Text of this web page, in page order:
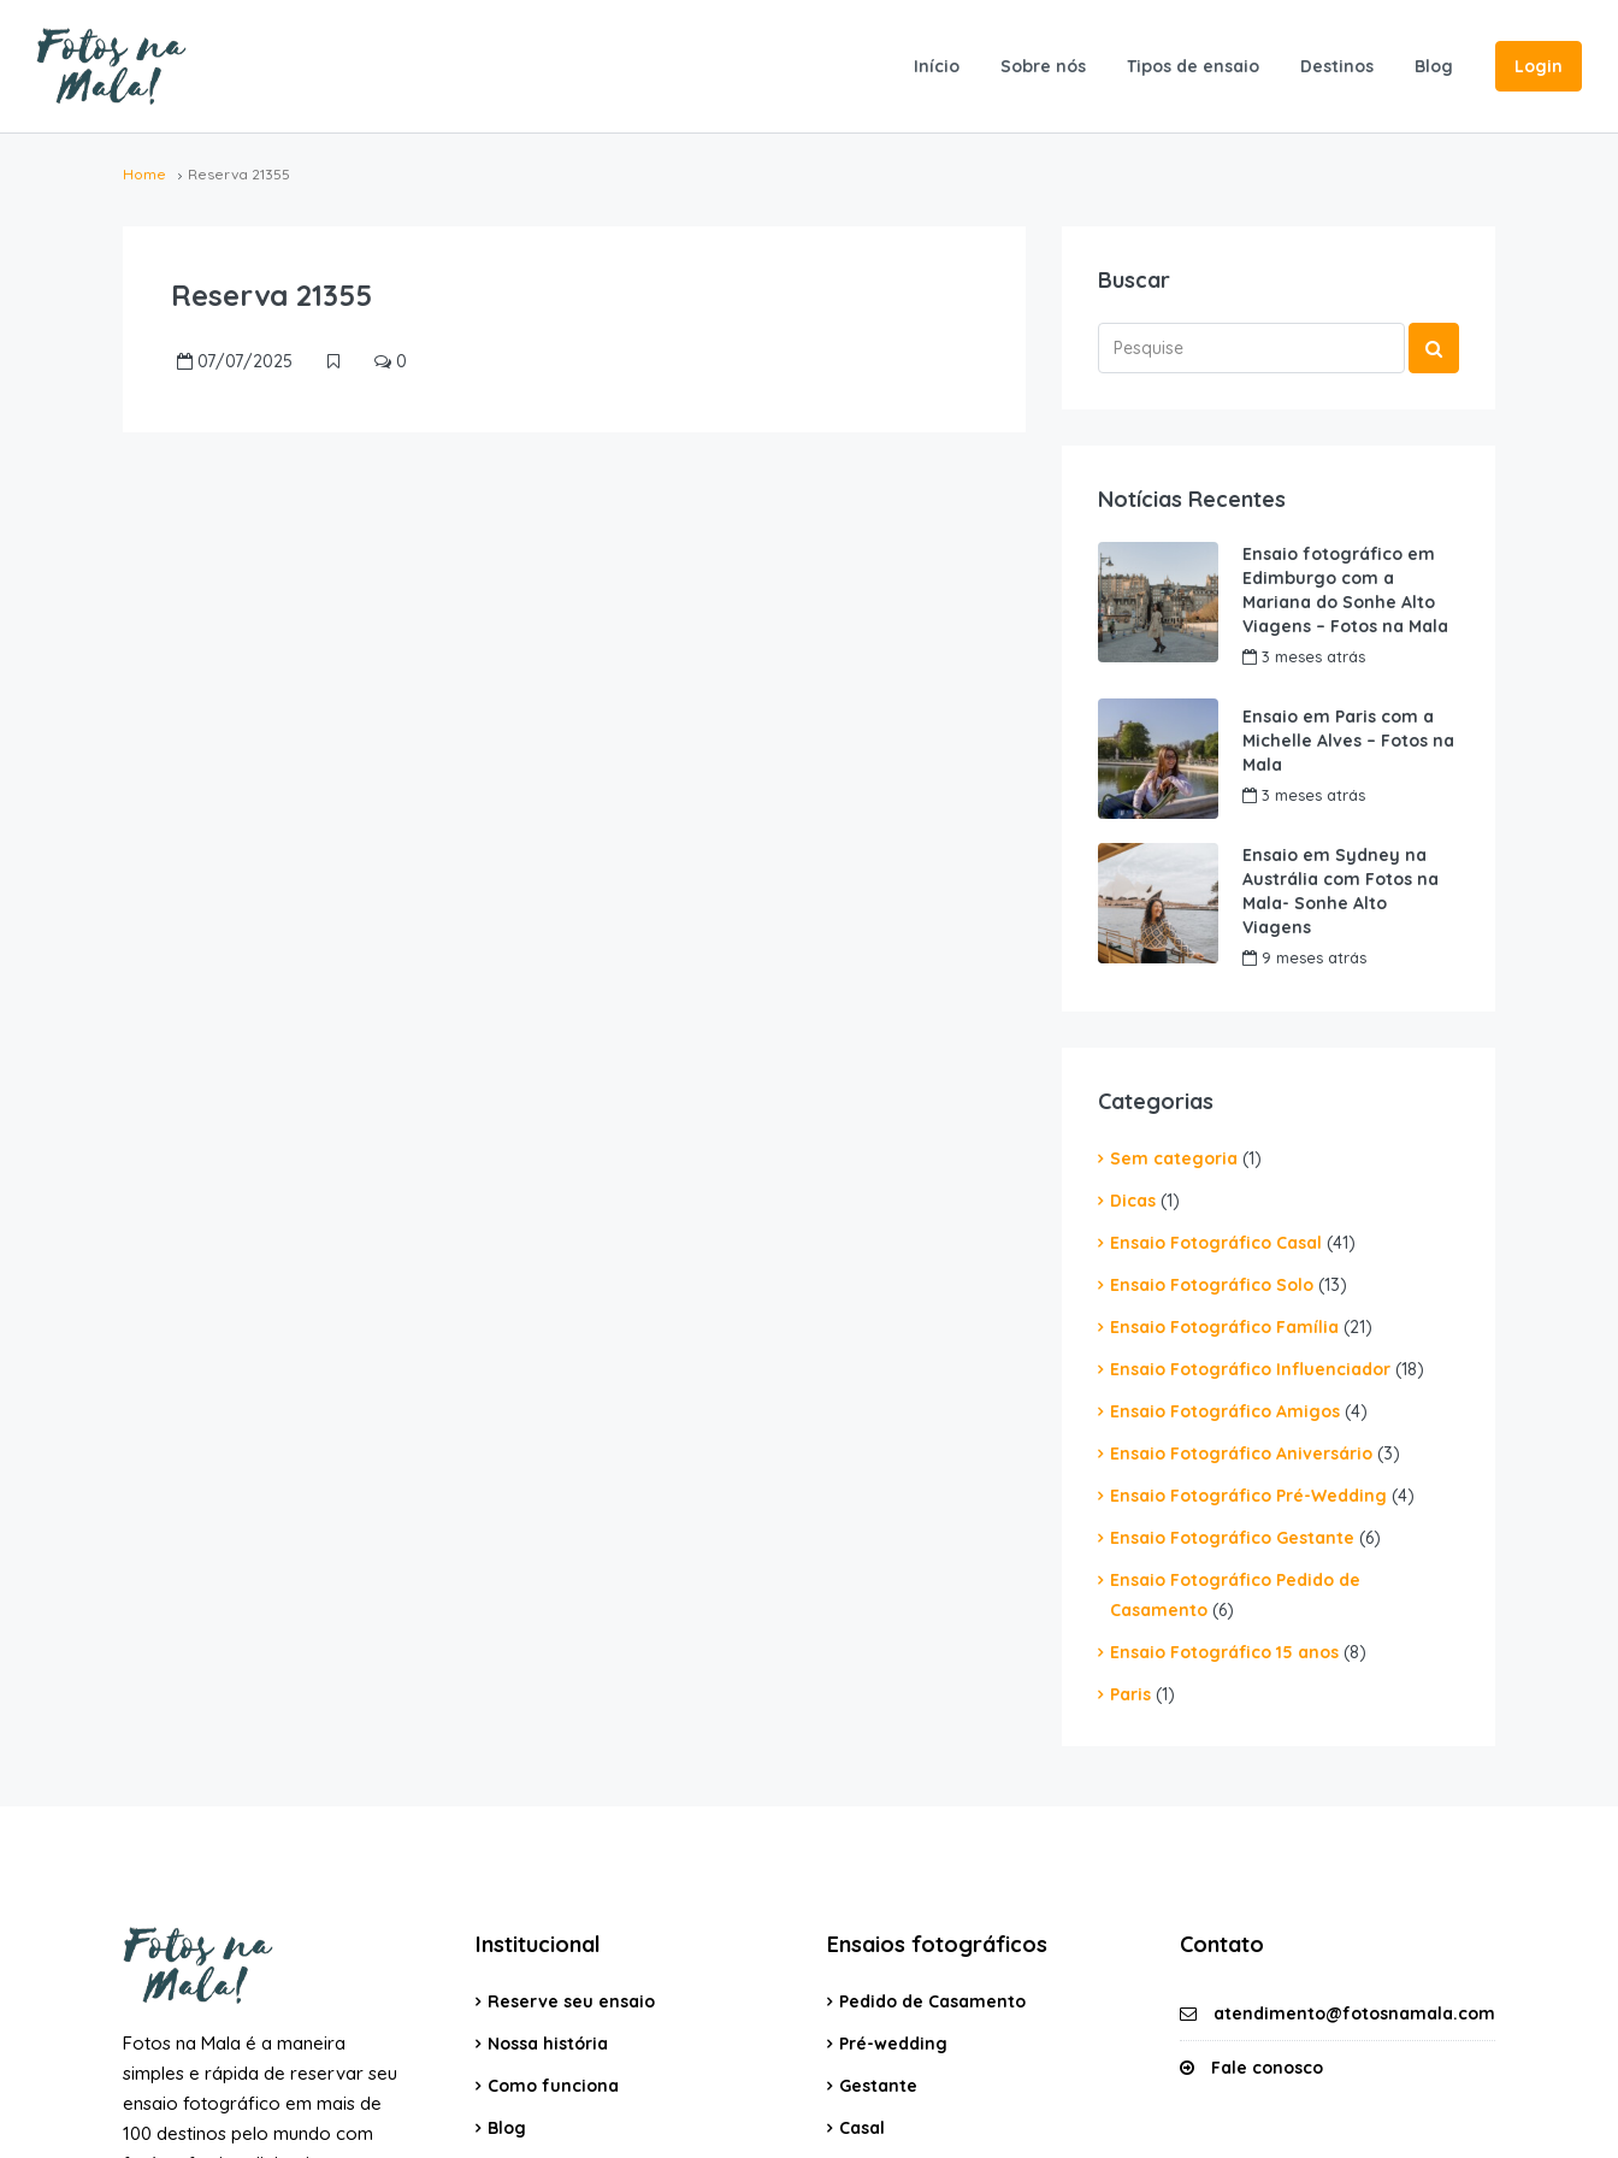
Início Sobre nós Tipos de ensaio Destinos Blog Login
Home Reserva 21355
Reserva 21355
07/07/2025 0
Buscar
Notícias Recentes
Ensaio fotográfico em
Edimburgo com a
Mariana do Sonhe Alto
Viagens – Fotos na Mala
3 meses atrás
Ensaio em Paris com a
Michelle Alves – Fotos na
Mala
3 meses atrás
Ensaio em Sydney na
Austrália com Fotos na
Mala- Sonhe Alto
Viagens
9 meses atrás
Categorias
Sem categoria (1)
Dicas (1)
Ensaio Fotográfico Casal (41)
Ensaio Fotográfico Solo (13)
Ensaio Fotográfico Família (21)
Ensaio Fotográfico Influenciador (18)
Ensaio Fotográfico Amigos (4)
Ensaio Fotográfico Aniversário (3)
Ensaio Fotográfico Pré-Wedding (4)
Ensaio Fotográfico Gestante (6)
Ensaio Fotográfico Pedido de
Casamento (6)
Ensaio Fotográfico 15 anos (8)
Paris (1)
Fotos na Mala é a maneira
simples e rápida de reservar seu
ensaio fotográfico em mais de
100 destinos pelo mundo com
Institucional
Reserve seu ensaio
Nossa história
Como funciona
Blog
Ensaios fotográficos
Pedido de Casamento
Pré-wedding
Gestante
Casal
Contato
atendimento@fotosnamala.com
Fale conosco